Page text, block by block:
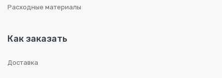
Расходные материалы
Как заказать
Доставка